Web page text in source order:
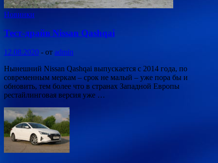
Новинки
Тест-драйв Nissan Qashqai
12.08.2020 - от admin
Нынешний Nissan Qashqai выпускается с 2014 года, по
современным меркам – срок не малый – уже пора бы и
обновить, тем более что в странах Западной Европы
рестайлинговая версия уже …